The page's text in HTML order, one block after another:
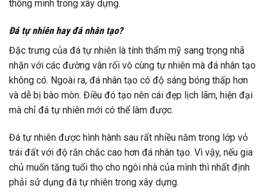
thông minh trong xây dựng.
Đá tự nhiên hay đá nhân tạo?
Đặc trưng của đá tự nhiên là tính thẩm mỹ sang trọng nhã
nhặn với các đường vân rối vô cùng tự nhiên mà đá nhân tạo
không có. Ngoài ra, đá nhân tạo có độ sáng bóng thấp hơn
và dễ bị bào mòn. Điều đó tạo nên cái đẹp lịch lãm, hiện đại
mà chỉ đá tự nhiên mới có thể làm được.
Đá tự nhiên được hình hành sau rất nhiều năm trong lớp vỏ
trái đất với độ rắn chắc cao hơn đá nhân tạo. Vì vậy, nếu gia
chủ muốn tăng tuổi thọ cho ngôi nhà của mình thì nhất định
phải sử dụng đá tự nhiên trong xây dựng.